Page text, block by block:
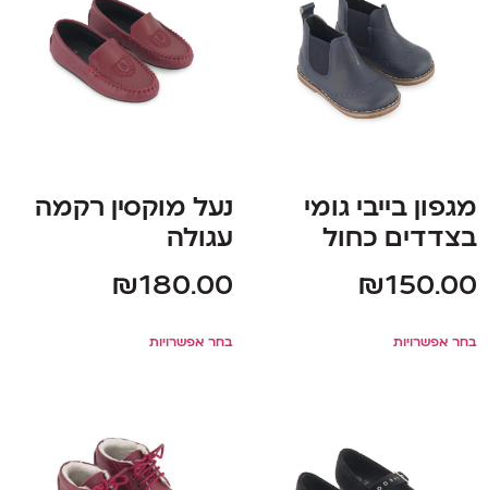
מגפון בייבי גומי
בצדדים כחול
₪150.00
בחר אפשרויות
נעל מוקסין רקמה
עגולה
₪180.00
בחר אפשרויות